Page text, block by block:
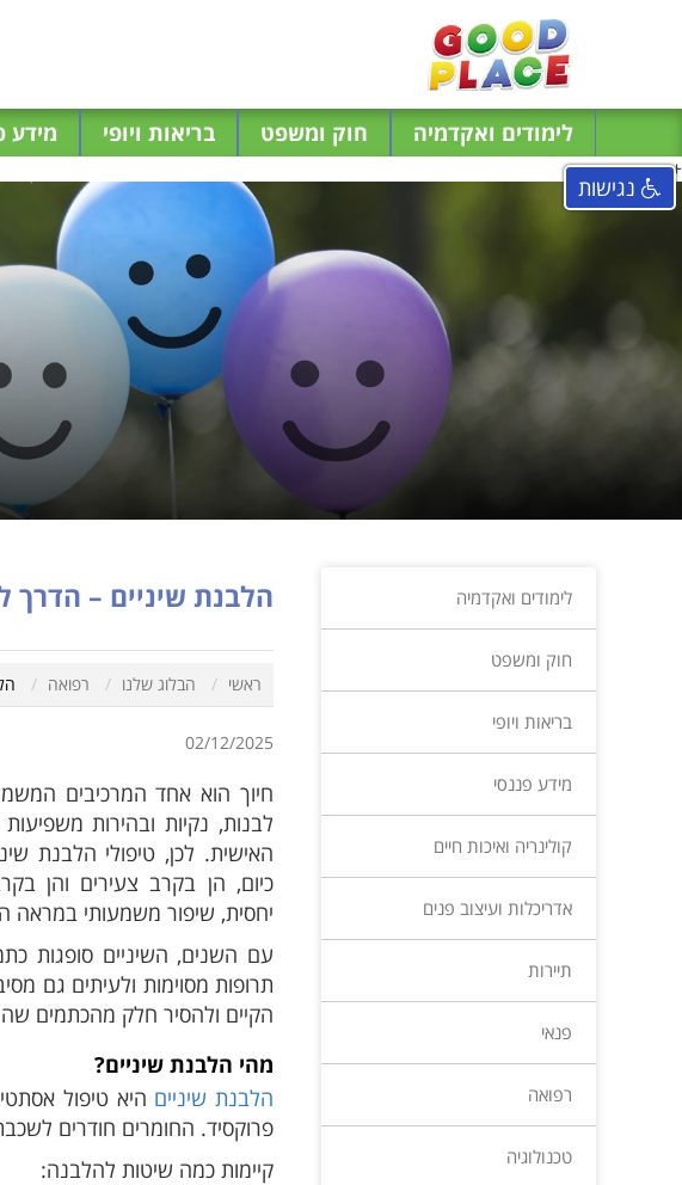
+
לימודים ואקדמיה חוק ומשפט בריאות ויופי מידע
לימודים ואקדמיה
חוק ומשפט
בריאות ויופי
מידע פננסי
קולינריה ואיכות חיים
אדריכלות ועיצוב פנים
תיירות
פנאי
רפואה
טכנולוגיה
הלבנת שיניים – הדרך
ראשי הבלוג שלנו רפואה
02/12/2025
חיוך הוא אחד המרכיבים
לבנות, נקיות ובהירות
האישית. לכן, טיפולי הלבנת
כיום, הן בקרב צעירים והן
יחסית, שיפור משמעותי במראה
עם השנים, השיניים סופגות
תרופות מסוימות ולעיתים גם
הקיים ולהסיר חלק מהכתמים
מהי הלבנת שיניים?
הלבנת שיניים היא טיפול
פרוקסיד. החומרים חודרים
קיימות כמה שיטות להלבנה:
נגישות